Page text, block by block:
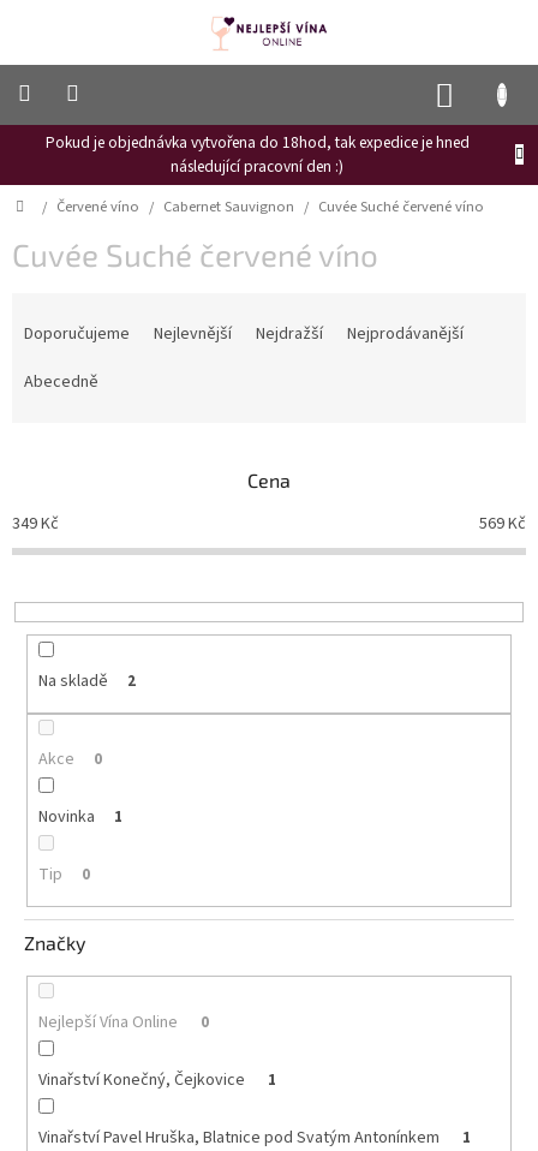
Pokud je objednávka vytvořena do 18hod, tak expedice je hned
následující pracovní den :)
Frizzante
Růžové
víno
Hroznový
Naši
vinaři
Vinné
Červené
k
vínu
Akční
nabídka
Dárkové
poukazy
Získat
Blog
Mladé
a
Svatomartinské
Prodej
vína
nabídka
Domů
/ Červené víno / Cabernet Sauvignon / Cuvée Suché červené víno
Cuvée Suché červené víno
o
d
k
t
Doporučujeme Nejlevnější Nejdražší
Nejprodávanější
Abecedně
Cena
349Kč 569Kč
Na skladě 2
Akce 0
Novinka 1
Tip 0
Značky
Nejlepší Vína Online 0
Vinařství Konečný, Čejkovice 1
Vinařství Pavel Hruška, Blatnice pod Svatým Antonínkem 1